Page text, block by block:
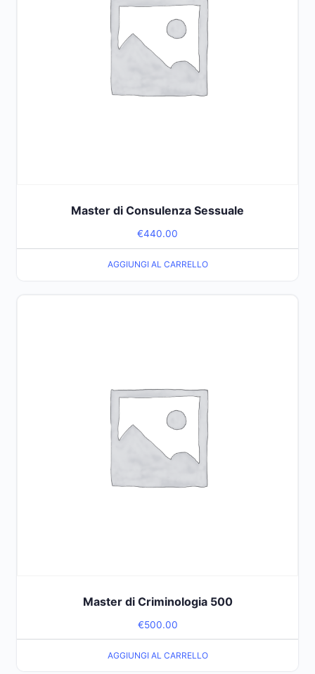
Master di Consulenza Sessuale
€440.00
AGGIUNGI AL CARRELLO
Master di Criminologia 500
€500.00
AGGIUNGI AL CARRELLO